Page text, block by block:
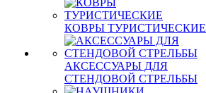
КОВРЫ ТУРИСТИЧЕСКИЕ
АКСЕССУАРЫ ДЛЯ
СТЕНДОВОЙ СТРЕЛЬБЫ